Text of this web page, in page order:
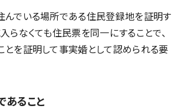
んでいる場所である住民登録地を証明す
らなくても住民票を同一にすることで、
とを証明して事実婚として認められる要
ること